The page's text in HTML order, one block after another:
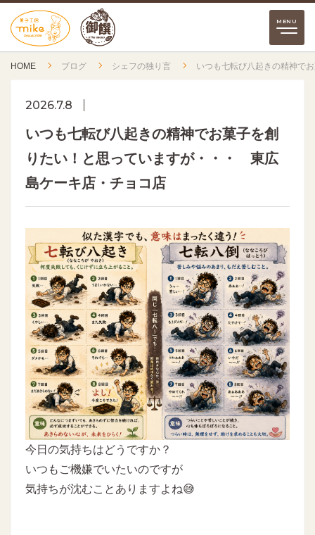
HOME ブログ シェフの独り言 いつも七転び八起きの精神で
2026.7.8
いつも七転び八起きの精神でお菓子を創
りたい！と思っていますが・・・ 東広
島ケーキ店・チョコ店
今日の気持ちはどうですか？
いつもご機嫌でいたいのですが
気持ちが沈むことありますよね😅